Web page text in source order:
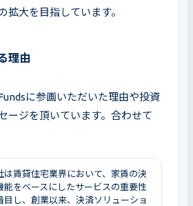
拡大を目指しています。
理由
に参画いただいた理由や投資
ージを頂いています。合わせて
は賃貸住宅業界において、家賃の決
能をベースにしたサービスの重要性
目し、創業以来、決済ソリューショ